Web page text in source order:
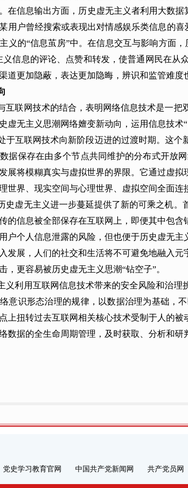
在信息输出方面，历史虚无主义者利用大数
用户曾经搜索或表现出对情感娱乐类信息的
义的“信息茧房”中。在信息交互与影响方面
义信息的评论、点赞和转发，使普通网民在
道更加隐蔽，表达更加隐晦，辨识和监管难度
互联网技术的结合，表明网络信息技术是一
虚无主义思潮网络嬗变新动向，运用信息技术
于互联网技术向新阶段迈进的过渡时期。这
据保存在由多个节点共同维护的分布式开放
展将模糊真实与虚拟世界的界限。它通过虚
世界、现实空间与心理世界、虚拟空间全面连
史虚无主义进一步蔓延提供了新的可乘之机
的信息被全部保存在互联网上，即便其中包
户个人信息泄露的风险，但也便于历史虚无
发展，人们的社交和生活将不可避免地融入
，更容易被历史虚无主义思潮“钻空子”。
义利用互联网信息技术带来的安全风险和治
意识形态治理的规律，以数据治理为基础，
上扭转过去互联网相关核心技术受制于人的
数据的全生命周期管理，及时获取、分析和
党史学习教育官网 中国共产党新闻网 共产党员网